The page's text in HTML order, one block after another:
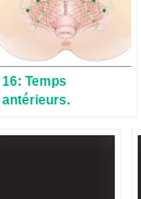
16: Temps
antérieurs.
paravaginale aux